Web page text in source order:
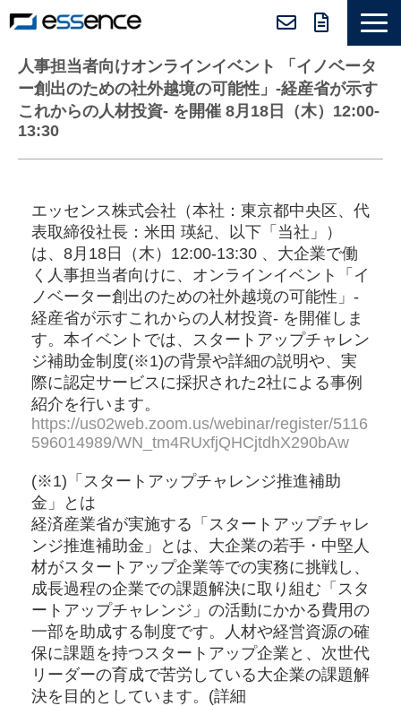
サービス紹介
ニュース＆トピックス
導入事例
セミナー＆コラム
人事担当者向けオンラインイベント 「イノベータ
ー創出のための社外越境の可能性」-経産省が示す
これからの人材投資- を開催 8月18日（木）12:00-
13:30
エッセンス株式会社（本社：東京都中央区、代
表取締役社長：⽶⽥ 瑛紀​​、以下「当社」）
は、8月18日（木）12:00-13:30 、大企業で働
く人事担当者向けに、オンラインイベント「イ
ノベーター創出のための社外越境の可能性」-
経産省が示すこれからの人材投資- を開催しま
す。本イベントでは、スタートアップチャレン
ジ補助金制度(※1)の背景や詳細の説明や、実
際に認定サービスに採択された2社による事例
紹介を行います。
https://us02web.zoom.us/webinar/register/5116
596014989/WN_tm4RUxfjQHCjtdhX290bAw
(※1)「スタートアップチャレンジ推進補助
金」とは
経済産業省が実施する「スタートアップチャレ
ンジ推進補助金」とは、大企業の若手・中堅人
材がスタートアップ企業等での実務に挑戦し、
成長過程の企業での課題解決に取り組む「スタ
ートアップチャレンジ」の活動にかかる費用の
一部を助成する制度です。人材や経営資源の確
保に課題を持つスタートアップ企業と、次世代
リーダーの育成で苦労している大企業の課題解
決を目的としています。(詳細